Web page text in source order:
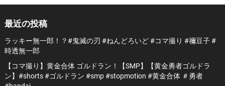
最近の投稿
ラッキー無一郎！？#鬼滅の刃 #ねんどろいど #コマ撮り #禰豆子 #
時透無一郎
【コマ撮り】黄金合体 ゴルドラン！【SMP】【黄金勇者ゴルドラ
ン】#shorts #ゴルドラン #smp #stopmotion #黄金合体 ＃勇者